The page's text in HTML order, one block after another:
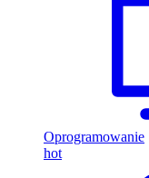
Oprogramowanie
hot